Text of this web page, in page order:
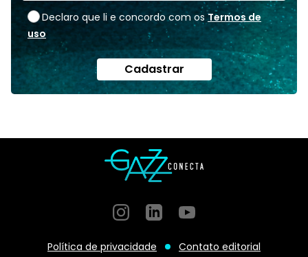
Declaro que li e concordo com os Termos de
uso
Cadastrar
InstagramGitHubGitHub
Política de privacidade Contato editorial